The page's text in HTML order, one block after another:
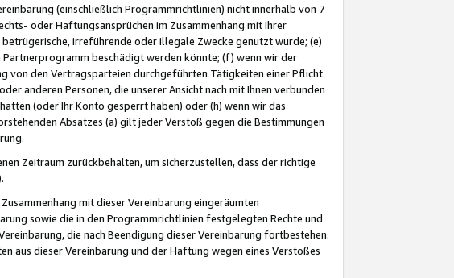
(einschließlich Programmrichtlinien) nicht innerhalb von 7
oder Haftungsansprüchen im Zusammenhang mit Ihrer
irreführende oder illegale Zwecke genutzt wurde; (e)
Partnerprogramm beschädigt werden könnte; (f) wenn wir der
von den Vertragsparteien durchgeführten Tätigkeiten einer Pflicht
anderen Personen, die unserer Ansicht nach mit Ihnen verbunden
(oder Ihr Konto gesperrt haben) oder (h) wenn wir das
Absatzes (a) gilt jeder Verstoß gegen die Bestimmungen
Zeitraum zurückbehalten, um sicherzustellen, dass der richtige
mit dieser Vereinbarung eingeräumten
sowie die in den Programmrichtlinien festgelegten Rechte und
die nach Beendigung dieser Vereinbarung fortbestehen.
aus dieser Vereinbarung und der Haftung wegen eines Verstoßes